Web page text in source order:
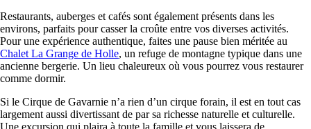
Restaurants, auberges et cafés sont également présents dans les
environs, parfaits pour casser la croûte entre vos diverses activités.
Pour une expérience authentique, faites une pause bien méritée au
Chalet La Grange de Holle, un refuge de montagne typique dans une
ancienne bergerie. Un lieu chaleureux où vous pourrez vous restaurer
comme dormir.
Si le Cirque de Gavarnie n’a rien d’un cirque forain, il est en tout cas
largement aussi divertissant de par sa richesse naturelle et culturelle.
Une excursion qui plaira à toute la famille et vous laissera de